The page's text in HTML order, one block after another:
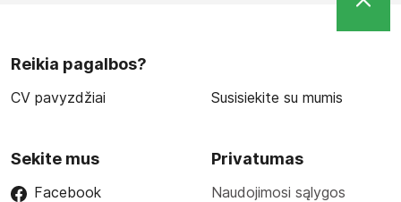
Reikia pagalbos?
CV pavyzdžiai Susisiekite su mumis
Sekite mus
Facebook
Privatumas
Naudojimosi sąlygos